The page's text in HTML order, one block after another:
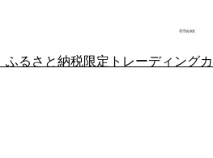
ふるさと納税限定トレーディングカ